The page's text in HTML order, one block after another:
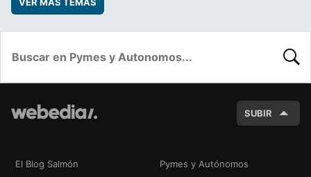
SUBIR
El Blog Salmón Pymes y Autónomos